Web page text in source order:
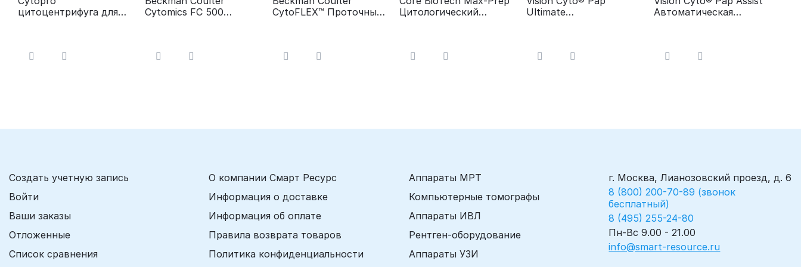
цитоцентрифуга для
Cytomics FC 500
CytoFLEX™ Проточный
Цитологический
Ultimate
Автоматическая
Создать учетную запись
Войти
Ваши заказы
Отложенные
Список сравнения
О компании Смарт Ресурс
Информация о доставке
Информация об оплате
Правила возврата товаров
Политика конфиденциальности
Аппараты МРТ
Компьютерные томографы
Аппараты ИВЛ
Рентген-оборудование
Аппараты УЗИ
г. Москва, Лианозовский проезд, д. 6
8 (800) 200-70-89 (звонок
бесплатный)
8 (495) 255-24-80
Пн-Вс 9.00 - 21.00
info@smart-resource.ru